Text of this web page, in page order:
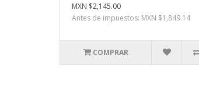
MXN $2,145.00
Antes de impuestos: MXN $1,849.14
COMPRAR